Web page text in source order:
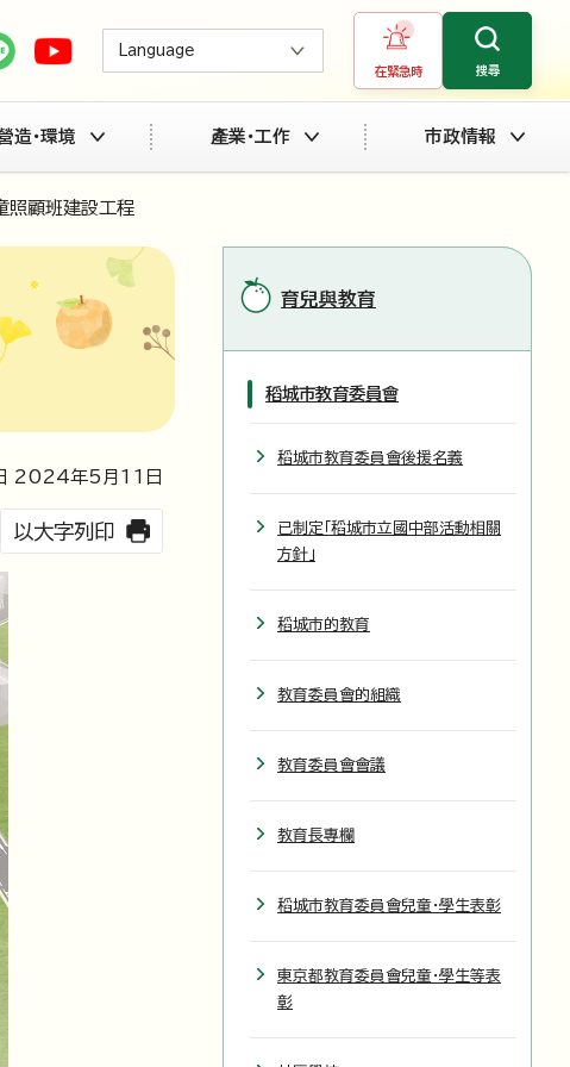
Language
在緊急時 搜尋
造・環境 產業・工作 市政情報
照顧班建設工程
2024年5月 11 日
以大字列印
育兒與教育
稻城市教育委員會
稻城市教育委員會後援名義
已制定「稻城市立國中部活動相關
方針」
稻城市的教育
教育委員會的組織
教育委員會會議
教育長專欄
稻城市教育委員會兒童・學生表彰
東京都教育委員會兒童・學生等表
彰